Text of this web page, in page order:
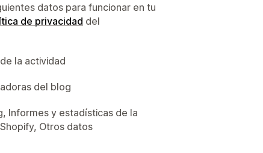
datos para funcionar en tu
de privacidad del
la actividad
del blog
Informes y estadísticas de la
Otros datos